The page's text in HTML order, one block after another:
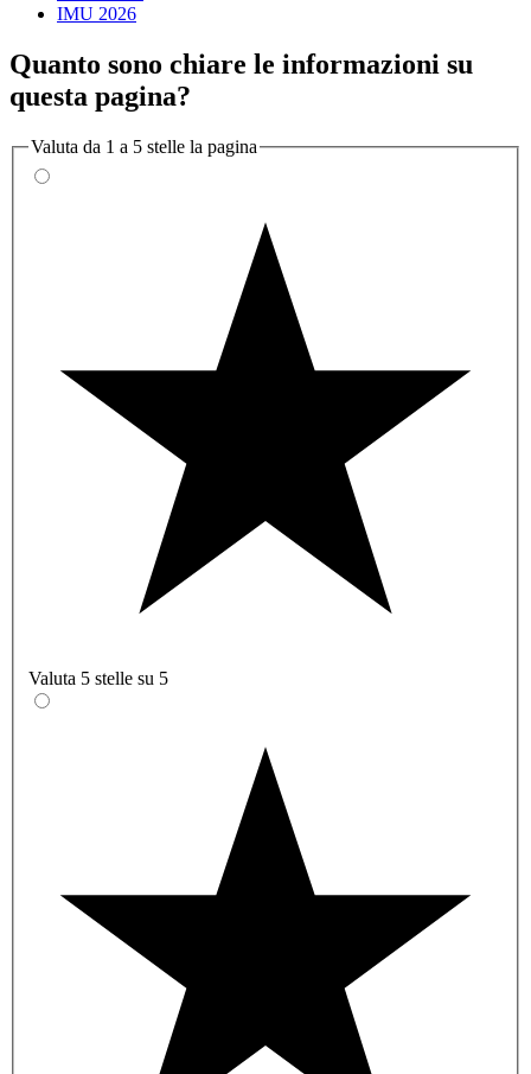
IMU 2026
Quanto sono chiare le informazioni su
questa pagina?
Valuta da 1 a 5 stelle la pagina
Valuta 5 stelle su 5